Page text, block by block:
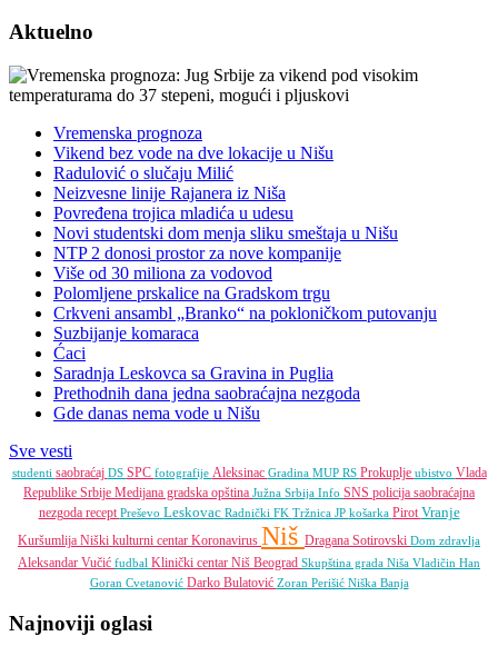
Aktuelno
Vremenska prognoza
Vikend bez vode na dve lokacije u Nišu
Radulović o slučaju Milić
Neizvesne linije Rajanera iz Niša
Povređena trojica mladića u udesu
Novi studentski dom menja sliku smeštaja u Nišu
NTP 2 donosi prostor za nove kompanije
Više od 30 miliona za vodovod
Polomljene prskalice na Gradskom trgu
Crkveni ansambl „Branko“ na pokloničkom putovanju
Suzbijanje komaraca
Ćaci
Saradnja Leskovca sa Gravina in Puglia
Prethodnih dana jedna saobraćajna nezgoda
Gde danas nema vode u Nišu
Sve vesti
studenti saobraćaj DS SPC fotografije Aleksinac Gradina MUP RS Prokuplje ubistvo Vlada
Republike Srbije Medijana gradska opština Južna Srbija Info SNS policija saobraćajna
nezgoda recept Preševo Leskovac Radnički FK Tržnica JP košarka Pirot Vranje
Kuršumlija Niški kulturni centar Koronavirus Niš Dragana Sotirovski Dom zdravlja
Aleksandar Vučić fudbal Klinički centar Niš Beograd Skupština grada Niša Vladičin Han
Goran Cvetanović Darko Bulatović Zoran Perišić Niška Banja
Najnoviji oglasi